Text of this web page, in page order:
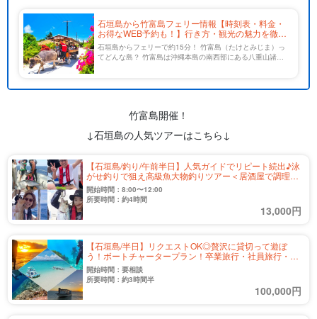
石垣島から竹富島フェリー情報【時刻表・料金・
お得なWEB予約も！】行き方・観光の魅力を徹底
解説！
石垣島からフェリーで約15分！ 竹富島（たけとみじま）っ
てどんな島？ 竹富島は沖縄本島の南西部にある八重山諸島
[…]
竹富島開催！
↓石垣島の人気ツアーはこちら↓
【石垣島/釣り/午前半日】人気ガイドでリピート続出♪泳
がせ釣りで狙え高級魚大物釣りツアー＜居酒屋で調理可
能＆写真無料＞初心者やファミリー大歓迎！（No.558）
開始時間：8:00〜12:00
所要時間：約4時間
13,000円
【石垣島/半日】リクエストOK◎贅沢に貸切って遊ぼ
う！ボートチャータープラン！卒業旅行・社員旅行・団
体で利用できる☆（No.555）
開始時間：要相談
所要時間：約3時間半
100,000円